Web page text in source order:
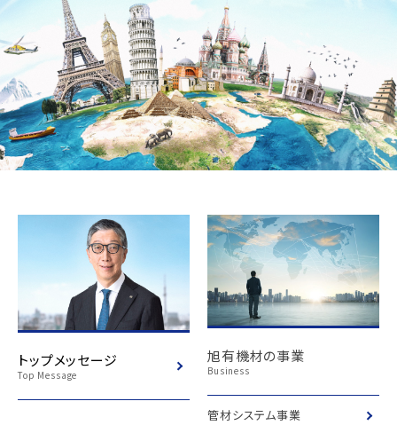
トップメッセージ
Top Message
旭有機材の事業
Business
管材システム事業